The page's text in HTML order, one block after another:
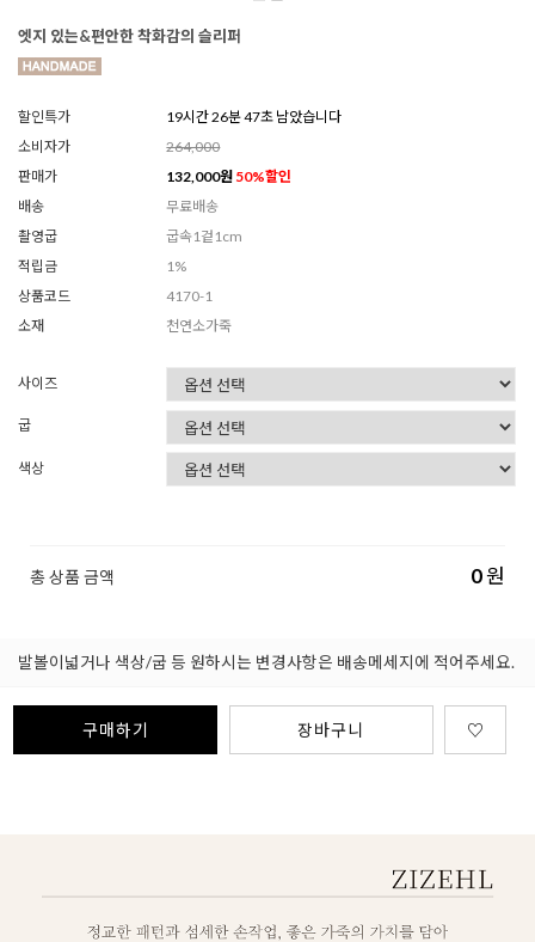
엣지 있는&편안한 착화감의 슬리퍼
할인특가
19시간 26분 45초 남았습니다
소비자가
264,000
판매가
132,000원 50%할인
배송
무료배송
촬영굽
굽속1겉1cm
적립금
1%
상품코드
4170-1
소재
천연소가죽
사이즈
굽
색상
총 상품 금액 0원
발볼이넓거나 색상/굽 등 원하시는 변경사항은 배송메세지에 적어주세요.
구매하기 장바구니 ♡